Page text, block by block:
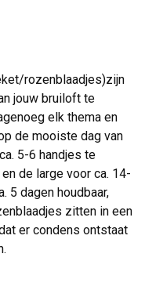
rozenblaadjes)zijn
jouw bruiloft te
elk thema en
de mooiste dag van
5-6 handjes te
de large voor ca. 14-
5 dagen houdbaar,
zitten in een
er condens ontstaat